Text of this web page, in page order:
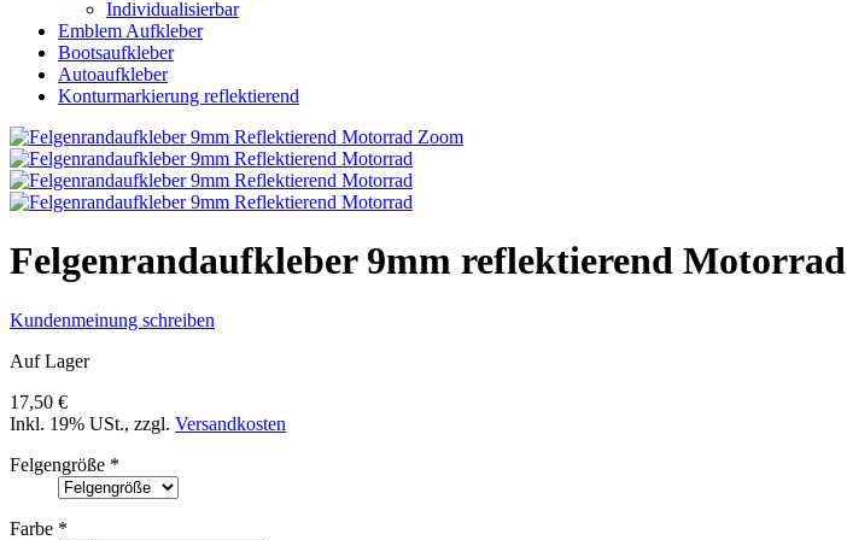
Individualisierbar
Emblem Aufkleber
Bootsaufkleber
Autoaufkleber
Konturmarkierung reflektierend
Zoom
Felgenrandaufkleber 9mm reflektierend Motorrad
Kundenmeinung schreiben
Auf Lager
17,50 €
Inkl. 19% USt., zzgl. Versandkosten
Felgengröße *
Farbe *